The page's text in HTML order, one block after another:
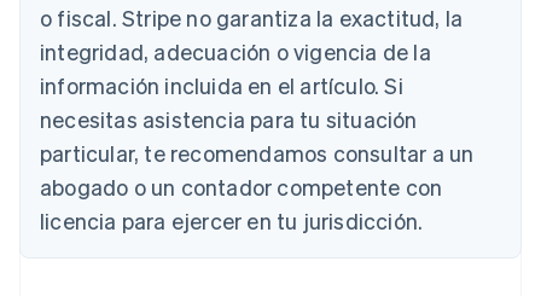
o fiscal. Stripe no garantiza la exactitud, la
integridad, adecuación o vigencia de la
información incluida en el artículo. Si
necesitas asistencia para tu situación
particular, te recomendamos consultar a un
abogado o un contador competente con
licencia para ejercer en tu jurisdicción.
Nederlands FrançaisDeutsch English
Brasil
Português English
Bulgaria
English
Canadá
China continental
简体中文English